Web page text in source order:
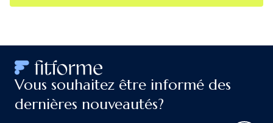
Vous souhaitez être informé des
dernières nouveautés?